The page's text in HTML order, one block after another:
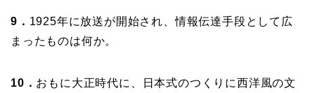
9． 1925年に放送が開始され、情報伝達手段として広
まったものは何か。
10． おもに大正時代に、日本式のつくりに西洋風の文